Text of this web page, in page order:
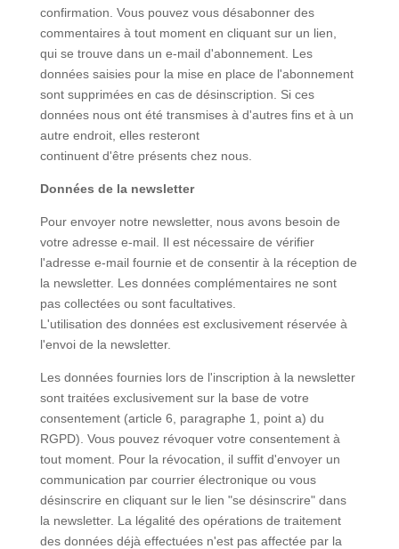
confirmation. Vous pouvez vous désabonner des
commentaires à tout moment en cliquant sur un lien,
qui se trouve dans un e-mail d'abonnement. Les
données saisies pour la mise en place de l'abonnement
sont supprimées en cas de désinscription. Si ces
données nous ont été transmises à d'autres fins et à un
autre endroit, elles resteront
continuent d'être présents chez nous.
Données de la newsletter
Pour envoyer notre newsletter, nous avons besoin de
votre adresse e-mail. Il est nécessaire de vérifier
l'adresse e-mail fournie et de consentir à la réception de
la newsletter. Les données complémentaires ne sont
pas collectées ou sont facultatives.
L'utilisation des données est exclusivement réservée à
l'envoi de la newsletter.
Les données fournies lors de l'inscription à la newsletter
sont traitées exclusivement sur la base de votre
consentement (article 6, paragraphe 1, point a) du
RGPD). Vous pouvez révoquer votre consentement à
tout moment. Pour la révocation, il suffit d'envoyer un
communication par courrier électronique ou vous
désinscrire en cliquant sur le lien "se désinscrire" dans
la newsletter. La légalité des opérations de traitement
des données déjà effectuées n'est pas affectée par la